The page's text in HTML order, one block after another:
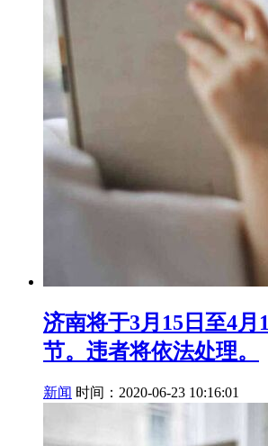
济南将于3月15日至4月
节。违者将依法处理。
新闻 时间：2020-06-23 10:16:01